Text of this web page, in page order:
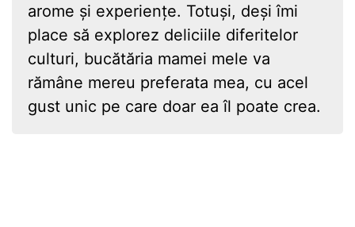
arome și experiențe. Totuși, deși îmi
place să explorez deliciile diferitelor
culturi, bucătăria mamei mele va
rămâne mereu preferata mea, cu acel
gust unic pe care doar ea îl poate crea.